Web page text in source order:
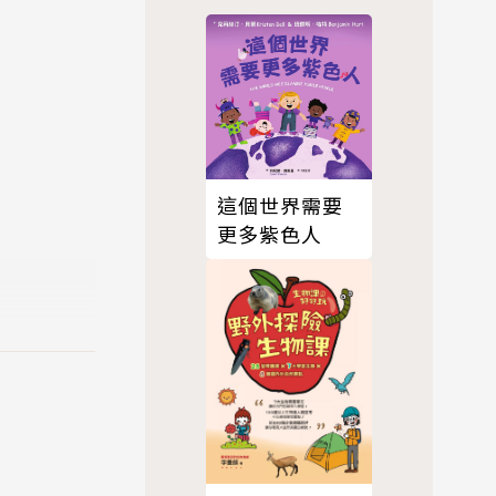
的真
解劇情
文則加
Code
製的口
小試身
詞語，
這個世界需要
更多紫色人